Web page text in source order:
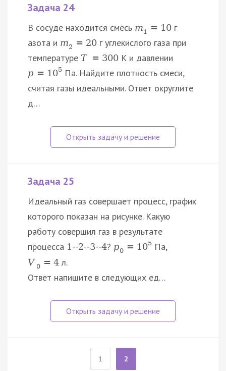
Задача 24
В сосуде находится смесь m1 = 10 г
азота и m2 = 20 г углекислого газа при
температуре T = 300 К и давлении
p = 105 Па. Найдите плотность смеси,
считая газы идеальными. Ответ округлите
д…
Задача 25
Идеальный газ совершает процесс, график
которого показан на рисунке. Какую
работу совершил газ в результате
процесса 1--2--3--4? p0 = 105 Па,
V 0 = 4л.
Ответ напишите в следующих ед…
1 2